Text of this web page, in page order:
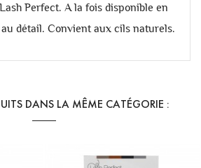
Perfect. A la fois disponible en
détail. Convient aux cils naturels.
DANS LA MÊME CATÉGORIE :